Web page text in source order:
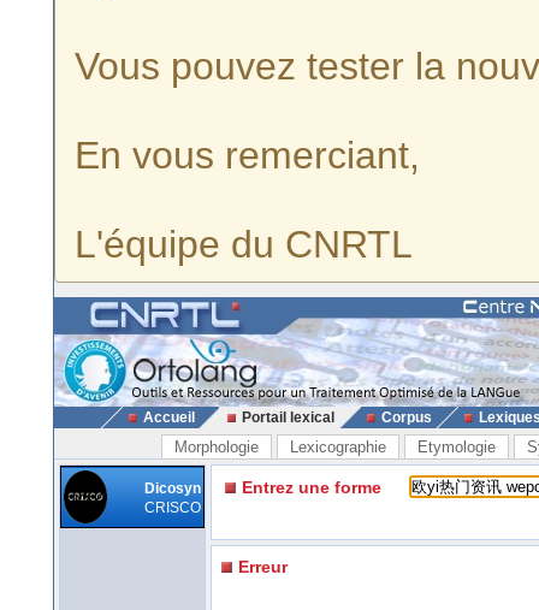
Vous pouvez tester la
En vous remerciant,
L'équipe du CNRTL
Accueil Portail lexical Corpus
Morphologie Lexicographie Etymologie
Dicosyn
CRISCO
Entrez une forme
Erreur